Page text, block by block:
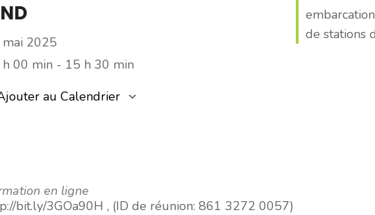
mai 2025
00 min - 15 h 30 min
au Calendrier
en ligne
bit.ly/3GOa90H , (ID de réunion: 861 3272 0057)